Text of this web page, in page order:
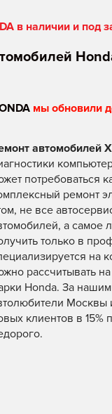
в наличии и под
мы обновили
автомобилей
потребоваться
ремонт
не все
а самое
только в
на
рассчитывать
Honda. За
Москвы
клиентов в 15%